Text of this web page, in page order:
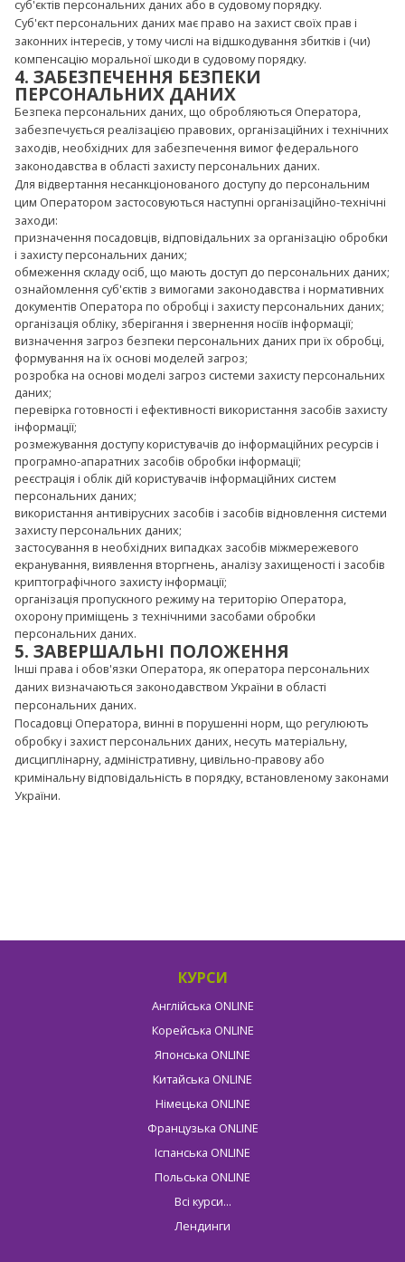
суб'єктів персональних даних або в судовому порядку.
Суб'єкт персональних даних має право на захист своїх прав і
законних інтересів, у тому числі на відшкодування збитків і (чи)
компенсацію моральної шкоди в судовому порядку.
4. ЗАБЕЗПЕЧЕННЯ БЕЗПЕКИ
ПЕРСОНАЛЬНИХ ДАНИХ
Безпека персональних даних, що обробляються Оператора,
забезпечується реалізацією правових, організаційних і технічних
заходів, необхідних для забезпечення вимог федерального
законодавства в області захисту персональних даних.
Для відвертання несанкціонованого доступу до персональним
цим Оператором застосовуються наступні організаційно-технічні
заходи:
призначення посадовців, відповідальних за організацію обробки
і захисту персональних даних;
обмеження складу осіб, що мають доступ до персональних даних;
ознайомлення суб'єктів з вимогами законодавства і нормативних
документів Оператора по обробці і захисту персональних даних;
організація обліку, зберігання і звернення носіїв інформації;
визначення загроз безпеки персональних даних при їх обробці,
формування на їх основі моделей загроз;
розробка на основі моделі загроз системи захисту персональних
даних;
перевірка готовності і ефективності використання засобів захисту
інформації;
розмежування доступу користувачів до інформаційних ресурсів і
програмно-апаратних засобів обробки інформації;
реєстрація і облік дій користувачів інформаційних систем
персональних даних;
використання антивірусних засобів і засобів відновлення системи
захисту персональних даних;
застосування в необхідних випадках засобів міжмережевого
екранування, виявлення вторгнень, аналізу захищеності і засобів
криптографічного захисту інформації;
організація пропускного режиму на територію Оператора,
охорону приміщень з технічними засобами обробки
персональних даних.
5. ЗАВЕРШАЛЬНІ ПОЛОЖЕННЯ
Інші права і обов'язки Оператора, як оператора персональних
даних визначаються законодавством України в області
персональних даних.
Посадовці Оператора, винні в порушенні норм, що регулюють
обробку і захист персональних даних, несуть матеріальну,
дисциплінарну, адміністративну, цивільно-правову або
кримінальну відповідальність в порядку, встановленому законами
України.
КУРСИ
Англійська ONLINE
Корейська ONLINE
Японська ONLINE
Китайська ONLINE
Німецька ONLINE
Французька ONLINE
Іспанська ONLINE
Польська ONLINE
Всі курси...
Лендинги